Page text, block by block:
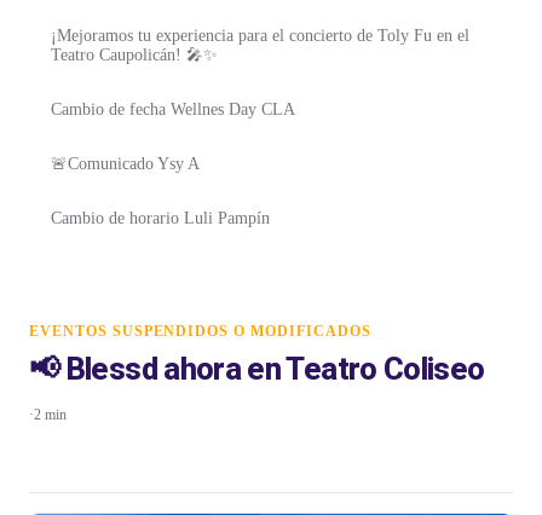
¡Mejoramos tu experiencia para el concierto de Toly Fu en el
Teatro Caupolicán! 🎤✨
Cambio de fecha Wellnes Day CLA
🚨Comunicado Ysy A
Cambio de horario Luli Pampín
EVENTOS SUSPENDIDOS O MODIFICADOS
📢 Blessd ahora en Teatro Coliseo
·2 min